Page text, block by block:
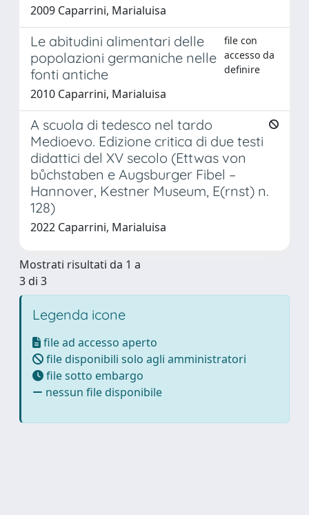
2009 Caparrini, Marialuisa
Le abitudini alimentari delle
popolazioni germaniche nelle
fonti antiche
file con
accesso da
definire
2010 Caparrini, Marialuisa
A scuola di tedesco nel tardo
Medioevo. Edizione critica di due testi
didattici del XV secolo (Ettwas von
bůchstaben e Augsburger Fibel –
Hannover, Kestner Museum, E(rnst) n.
128)
2022 Caparrini, Marialuisa
Mostrati risultati da 1 a
3 di 3
Legenda icone
file ad accesso aperto
file disponibili solo agli amministratori
file sotto embargo
nessun file disponibile